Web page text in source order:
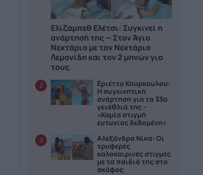
Ελίζαμπεθ Ελέτσι: Συγκινεί η
ανάρτησή της — Στον Άγιο
Νεκτάριο με τον Νεκτάριο
Λεμονίδη και τον 2 μηνών γιο
τους
2
Εριέττα Κούρκουλου:
Η συγκινητική
ανάρτηση για τα 33α
γενέθλιά της –
«Καμία στιγμή
ευτυχίας δεδομένη»
3
Αλεξάνδρα Νίκα: Οι
τρυφερές
καλοκαιρινές στιγμές
με τα παιδιά της στο
σκάφος